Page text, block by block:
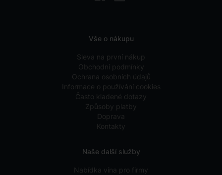
Vše o nákupu
Sleva na první nákup
Obchodní podmínky
Ochrana osobních údajů
Informace o používání cookies
Často kladené dotazy
Způsoby platby
Doprava
Kontakty
Naše další služby
Nabídka vína pro firmy